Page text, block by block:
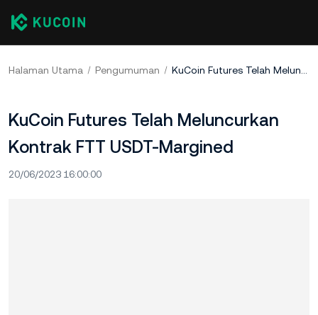
Halaman Utama Pengumuman KuCoin Futures Telah Meluncurkan Kontrak FTT USDT-Margined
KuCoin Futures Telah Meluncurkan
Kontrak FTT USDT-Margined
20/06/2023 16:00:00